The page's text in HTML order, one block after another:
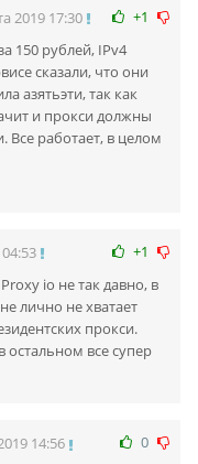
+1
2019 17:30
150 рублей, IPv4
сказали, что они
азятьэти, так как
и прокси должны
Все работает, в целом
+1
04:53
io не так давно, в
лично не хватает
прокси.
все супер
0
14:56